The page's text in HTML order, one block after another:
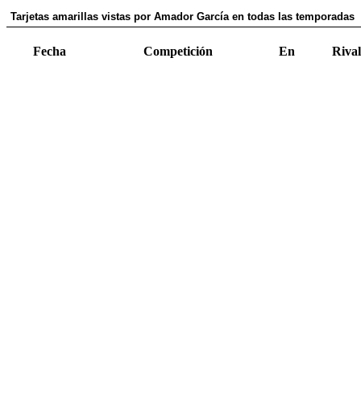
Tarjetas amarillas vistas por Amador García en todas las temporadas
Fecha Competición En Rival